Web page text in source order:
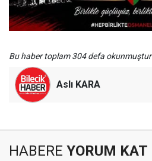
Bu haber toplam 304 defa okunmuştur
Aslı KARA
HABERE YORUM KAT